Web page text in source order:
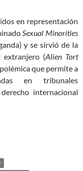
en representación
Sexual Minorities
y se sirvió de la
extranjero (Alien Tort
que permite a
en tribunales
internacional